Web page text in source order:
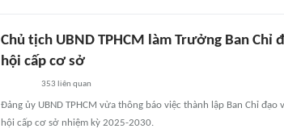
Chủ tịch UBND TPHCM làm Trưởng Ban Chỉ
hội cấp cơ sở
353 liên quan
Đảng ủy UBND TPHCM vừa thông báo việc thành lập Ban Chỉ
hội cấp cơ sở nhiệm kỳ 2025-2030.